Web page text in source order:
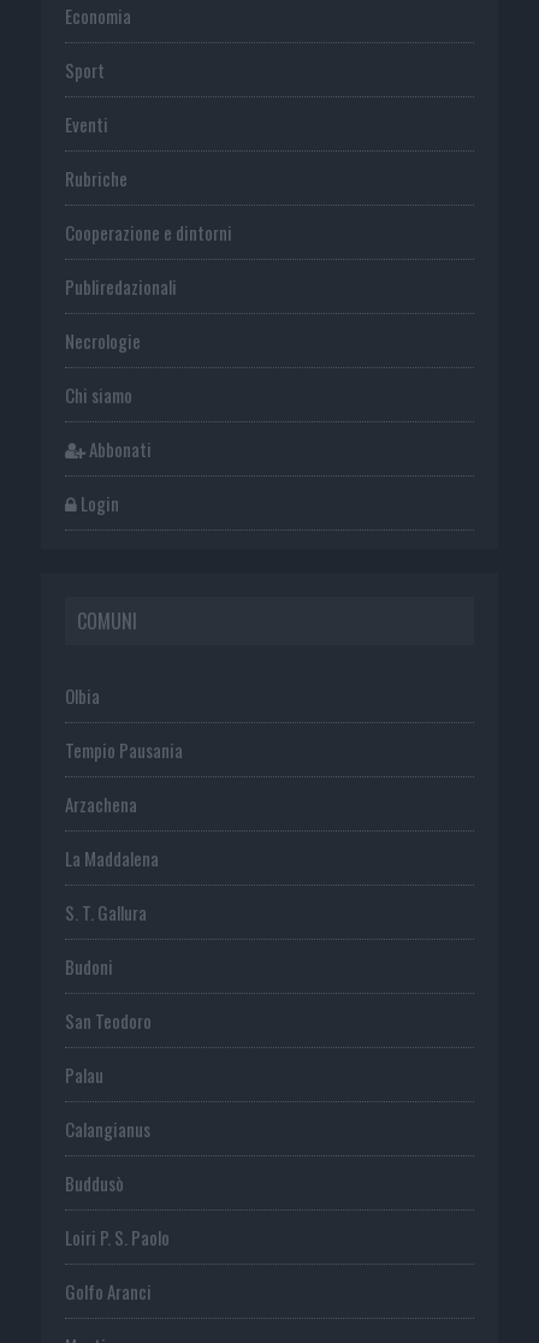
Economia
Sport
Eventi
Rubriche
Cooperazione e dintorni
Publiredazionali
Necrologie
Chi siamo
Abbonati
Login
COMUNI
Olbia
Tempio Pausania
Arzachena
La Maddalena
S. T. Gallura
Budoni
San Teodoro
Palau
Calangianus
Buddusò
Loiri P. S. Paolo
Golfo Aranci